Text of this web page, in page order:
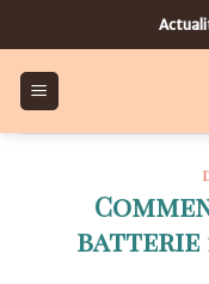
to
content
batterie